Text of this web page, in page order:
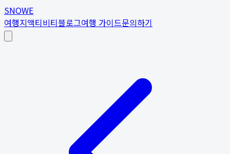
SNOWE
여행지액티비티블로그여행 가이드문의하기